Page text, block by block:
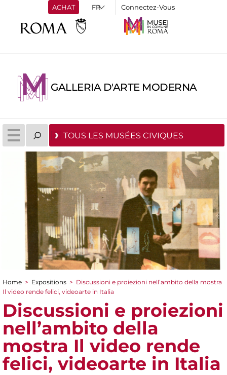
ACHAT Connectez-Vous
GALLERIA D'ARTE MODERNA
TOUS LES MUSÉES CIVIQUES
You are here
Home > Expositions > Discussioni e proiezioni nell’ambito della mostra
Il video rende felici, videoarte in Italia
Discussioni e proiezioni
nell’ambito della
mostra Il video rende
felici, videoarte in Italia